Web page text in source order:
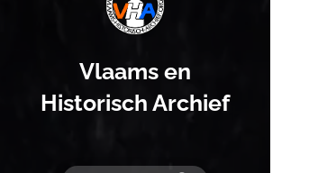
Vlaams en
Historisch Archief